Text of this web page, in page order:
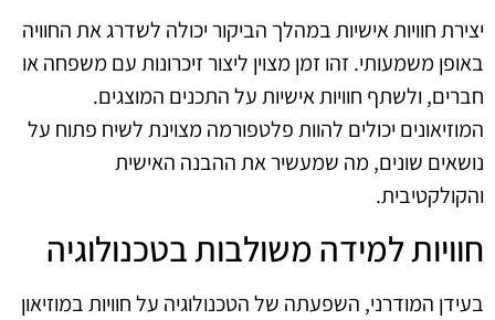
יצירת חוויות אישיות במהלך הביקור יכולה לשדרג את החוויה
באופן משמעותי. זהו זמן מצוין ליצור זיכרונות עם משפחה או
חברים, ולשתף חוויות אישיות על התכנים המוצגים.
המוזיאונים יכולים להוות פלטפורמה מצוינת לשיח פתוח על
נושאים שונים, מה שמעשיר את ההבנה האישית
והקולקטיבית.
חוויות למידה משולבות בטכנולוגיה
בעידן המודרני, השפעתה של הטכנולוגיה על חוויות במוזיאון